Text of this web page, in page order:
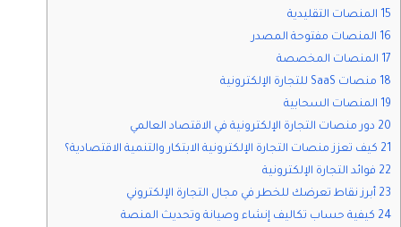
15 المنصات التقليدية
16 المنصات مفتوحة المصدر
17 المنصات المخصصة
18 منصات SaaS للتجارة الإلكترونية
19 المنصات السحابية
20 دور منصات التجارة الإلكترونية في الاقتصاد العالمي
21 كيف تعزز منصات التجارة الإلكترونية الابتكار والتنمية الاقتصادية؟
22 فوائد التجارة الإلكترونية
23 أبرز نقاط تعرضك للخطر في مجال التجارة الإلكتروني
24 كيفية حساب تكاليف إنشاء وصيانة وتحديث المنصة